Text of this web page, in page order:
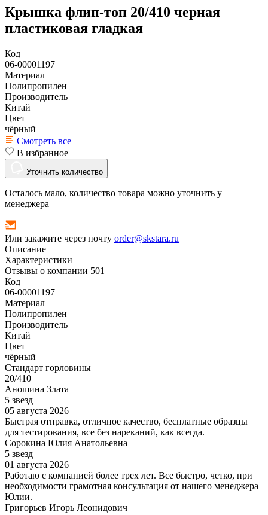
Крышка флип-топ 20/410 черная
пластиковая гладкая
Код
06-00001197
Материал
Полипропилен
Производитель
Китай
Цвет
чёрный
Смотреть все
В избранное
Уточнить количество
Осталось мало, количество товара можно уточнить у
менеджера
Или закажите через почту order@skstara.ru
Описание
Характеристики
Отзывы о компании 501
Код
06-00001197
Материал
Полипропилен
Производитель
Китай
Цвет
чёрный
Стандарт горловины
20/410
Аношина Злата
5 звезд
05 августа 2026
Быстрая отправка, отличное качество, бесплатные образцы
для тестирования, все без нареканий, как всегда.
Сорокина Юлия Анатольевна
5 звезд
01 августа 2026
Работаю с компанией более трех лет. Все быстро, четко, при
необходимости грамотная консультация от нашего менеджера
Юлии.
Григорьев Игорь Леонидович